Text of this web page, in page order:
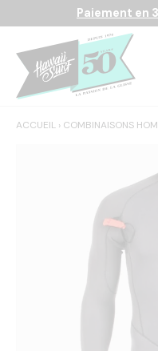
Aller au contenu
Paiement en
Rechercher
ACCUEIL › COMBINAISONS